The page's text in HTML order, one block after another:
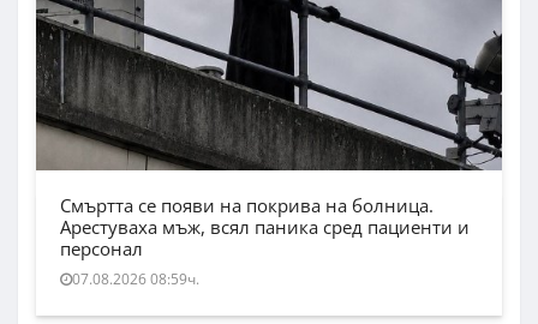
Смъртта се появи на покрива на болница.
Арестуваха мъж, всял паника сред пациенти и
персонал
07.08.2026 08:59ч.